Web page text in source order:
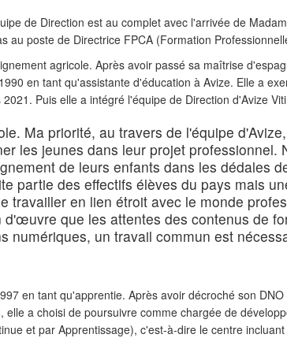
de Direction est au complet avec l'arrivée de
au poste de Directrice FPCA (Formation
agricole. Après avoir passé sa maîtrise
en tant qu'assistante d'éducation à Avize. Elle a
Puis elle a intégré l'équipe de Direction d'Avize
Ma priorité, au travers de l'équipe
les jeunes dans leur projet
de leurs enfants dans les dédales
partie des effectifs élèves du pays mais
travailler en lien étroit avec le monde
que les attentes des contenus de
numériques, un travail commun est
en tant qu'apprentie. Après avoir décroché son
a choisi de poursuivre comme chargée de
et par Apprentissage), c'est-à-dire le centre